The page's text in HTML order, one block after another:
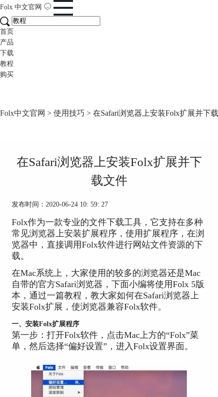
Folx 中文官网
首页
产品
下载
教程
购买
Folx中文官网 > 使用技巧 > 在Safari浏览器上安装Folx扩展并下
在Safari浏览器上安装Folx扩展并下
载文件
发布时间：2020-06-24 10: 59: 27
Folx作为一款专业的文件下载工具，它支持在多种
常见浏览器上安装扩展程序，使用扩展程序，在浏
览器中，直接调用Folx软件进行网站文件资源的下
载。
在Mac系统上，大家使用的较多的浏览器还是Mac
自带的官方Safari浏览器，下面小编将使用Folx 5版
本，通过一篇教程，教大家如何在Safari浏览器上
安装Folx扩展，使浏览器兼容Folx软件。
一、安装Folx扩展程序
第一步：打开Folx软件，点击Mac上方的“Folx”菜
单，然后选择“偏好设置”，进入Folx设置界面。